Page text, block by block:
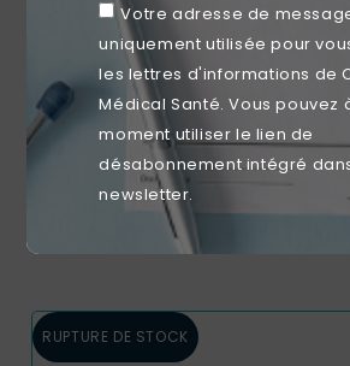
Votre adresse de
uniquement utilisée pour
les lettres d'informations de
Médical Santé. Vous pouvez
moment utiliser le lien de
désabonnement intégré
newsletter.
Lames De Bistouris
A partir dePrix
15,89
RUPTURE DE STOCK